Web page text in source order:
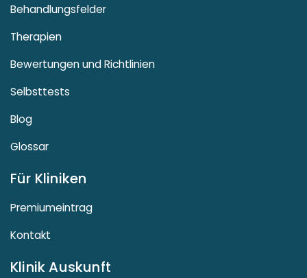
Behandlungsfelder
Therapien
Bewertungen und Richtlinien
Selbsttests
Blog
Glossar
Für Kliniken
Premiumeintrag
Kontakt
Klinik Auskunft